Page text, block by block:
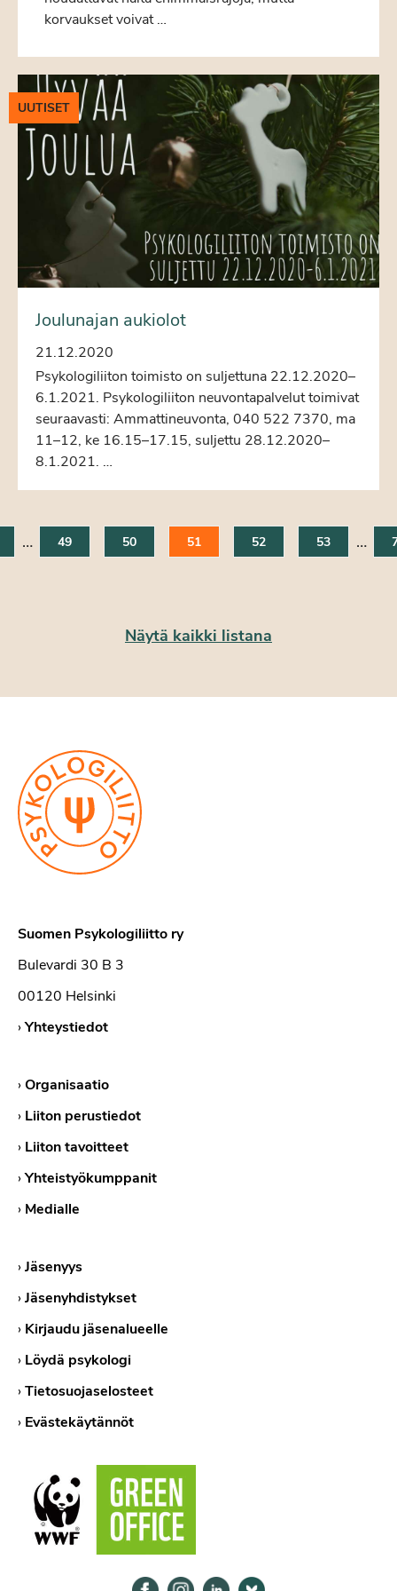
korvaukset voivat …
UUTISET
Joulunajan aukiolot
21.12.2020
Psykologiliiton toimisto on suljettuna 22.12.2020–
6.1.2021. Psykologiliiton neuvontapalvelut toimivat
seuraavasti: Ammattineuvonta, 040 522 7370, ma
11–12, ke 16.15–17.15, suljettu 28.12.2020–
8.1.2021. …
… 49 50 51 52 53 …
Näytä kaikki listana
Suomen Psykologiliitto ry
Bulevardi 30 B 3
00120 Helsinki
›Yhteystiedot
›Organisaatio
› Liiton perustiedot
› Liiton tavoitteet
›Yhteistyökumppanit
› Medialle
›Jäsenyys
›Jäsenyhdistykset
› Kirjaudu jäsenalueelle
› Löydä psykologi
›Tietosuojaselosteet
› Evästekäytännöt